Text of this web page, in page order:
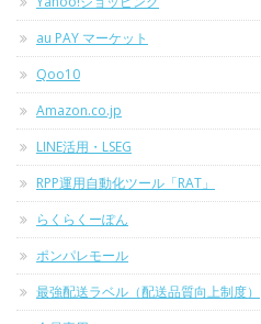
au PAY マーケット
Qoo10
Amazon.co.jp
LINE活用・LSEG
RPP運用自動化ツール「RAT」
らくらくーぽん
ポンパレモール
最強配送ラベル（配送品質向上制度）